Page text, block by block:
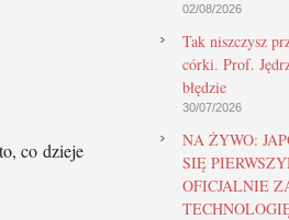
co dzieje
02/08/2026
Tak niszczysz
córki. Prof.
błędzie
30/07/2026
NA ŻYWO:
SIĘ
OFICJALNIE